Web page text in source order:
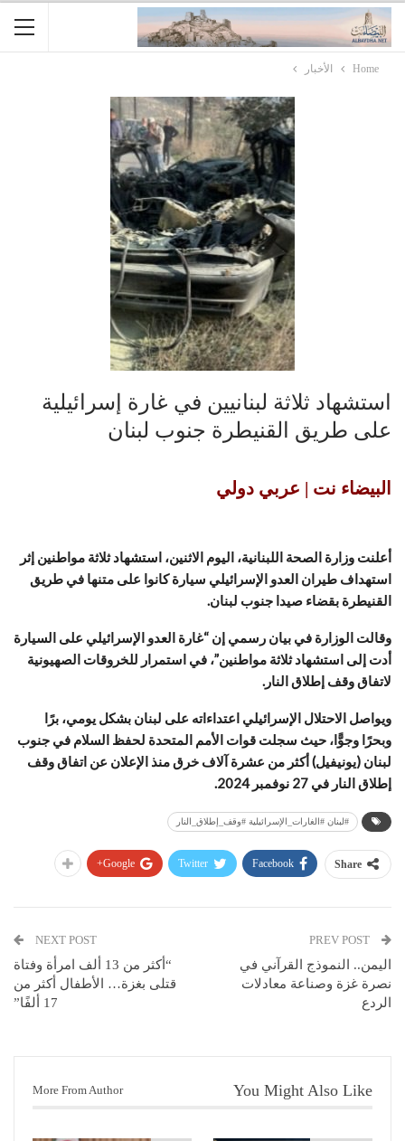
Home الأخبار
استشهاد ثلاثة لبنانيين في غارة إسرائيلية
على طريق القنيطرة جنوب لبنان
البيضاء نت | عربي دولي
أعلنت وزارة الصحة اللبنانية، اليوم الاثنين، استشهاد ثلاثة مواطنين إثر
استهداف طيران العدو الإسرائيلي سيارة كانوا على متنها في طريق
القنيطرة بقضاء صيدا جنوب لبنان.
وقالت الوزارة في بيان رسمي إن “غارة العدو الإسرائيلي على السيارة
أدت إلى استشهاد ثلاثة مواطنين”، في استمرار للخروقات الصهيونية
لاتفاق وقف إطلاق النار.
ويواصل الاحتلال الإسرائيلي اعتداءاته على لبنان بشكل يومي، برًا
وبحرًا وجوًّا، حيث سجلت قوات الأمم المتحدة لحفظ السلام في جنوب
لبنان (يونيفيل) أكثر من عشرة آلاف خرق منذ الإعلان عن اتفاق وقف
إطلاق النار في 27 نوفمبر 2024.
#لبنان #الغارات_الإسرائيلية #وقف_إطلاق_النار
Share
Facebook
Twitter
Google+
اليمن.. النموذج القرآني في
نصرة غزة وصناعة معادلات
الردع
NEXT POST
“أكثر من 13 ألف امرأة وفتاة
قتلى بغزة… الأطفال أكثر من
17 ألفًا”
You Might Also Like
More From Author